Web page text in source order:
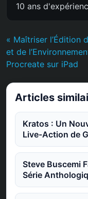
10 ans
« Maîtriser l’Édition
et de
Procreate sur iPad
Articles
Kratos : Un
Live-Action de
Steve Buscemi
Série